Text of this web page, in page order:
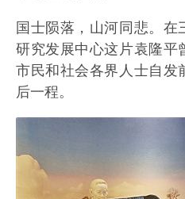
国士陨落，山河同悲。在
研究发展中心这片袁隆平
市民和社会各界人士自发
后一程。